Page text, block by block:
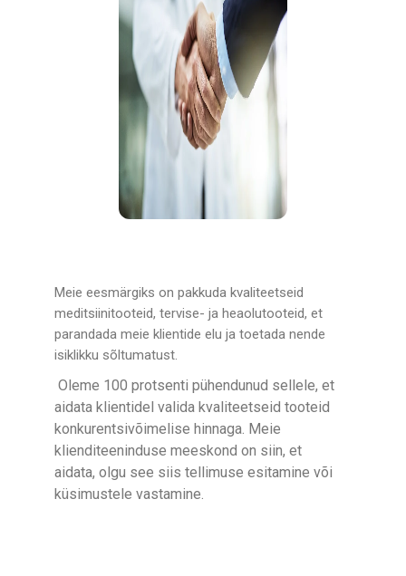
Meie eesmärgiks on pakkuda kvaliteetseid
meditsiinitooteid, tervise- ja heaolutooteid, et
parandada meie klientide elu ja toetada nende
isiklikku sõltumatust.
Oleme 100 protsenti pühendunud sellele, et
aidata klientidel valida kvaliteetseid tooteid
konkurentsivõimelise hinnaga. Meie
klienditeeninduse meeskond on siin, et
aidata, olgu see siis tellimuse esitamine või
küsimustele vastamine.